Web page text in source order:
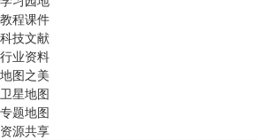
教程课件
科技文献
行业资料
地图之美
卫星地图
专题地图
资源共享